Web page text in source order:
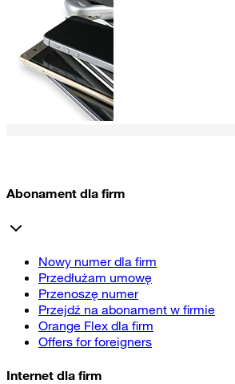
Abonament dla firm
Nowy numer dla firm
Przedłużam umowę
Przenoszę numer
Przejdź na abonament w firmie
Orange Flex dla firm
Offers for foreigners
Internet dla firm